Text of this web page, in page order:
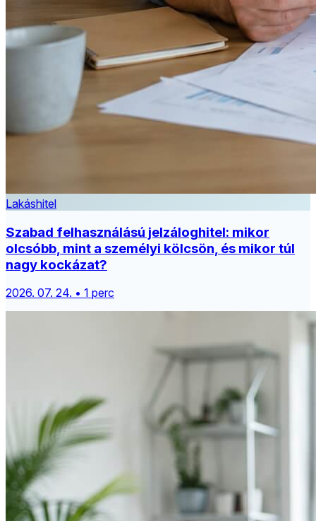
Lakáshitel
Szabad felhasználású jelzáloghitel: mikor
olcsóbb, mint a személyi kölcsön, és mikor túl
nagy kockázat?
2026. 07. 24. • 1 perc